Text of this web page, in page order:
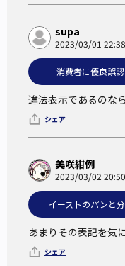
地で分離された白神
イースト製品は通常
のではない」という
天然酵母の代わ
関する見解を報告して
酵母、黴（かび）、
然界から、製パンに
がイースト（酵母）
区別はない。
supa
2023/03/01 22:38
消費者に優良誤
違法表示であるのな
シェア
美咲紺例
2023/03/02 20:50
イーストのパンと
あまりその表記を気
シェア